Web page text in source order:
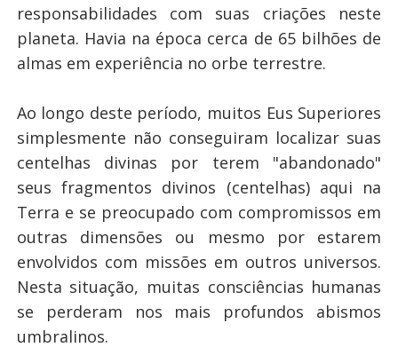
responsabilidades com suas criações neste
planeta. Havia na época cerca de 65 bilhões de
almas em experiência no orbe terrestre.
Ao longo deste período, muitos Eus Superiores
simplesmente não conseguiram localizar suas
centelhas divinas por terem "abandonado"
seus fragmentos divinos (centelhas) aqui na
Terra e se preocupado com compromissos em
outras dimensões ou mesmo por estarem
envolvidos com missões em outros universos.
Nesta situação, muitas consciências humanas
se perderam nos mais profundos abismos
umbralinos.